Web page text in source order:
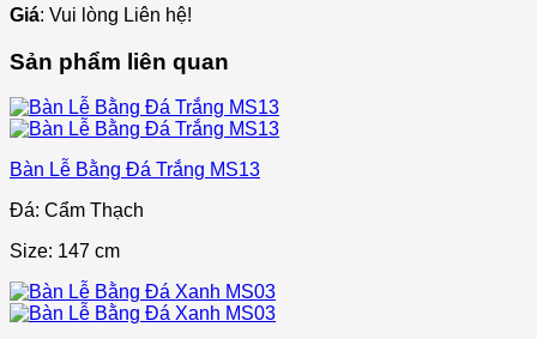
Giá: Vui lòng Liên hệ!
Sản phẩm liên quan
Bàn Lễ Bằng Đá Trắng MS13
Đá: Cẩm Thạch
Size: 147 cm